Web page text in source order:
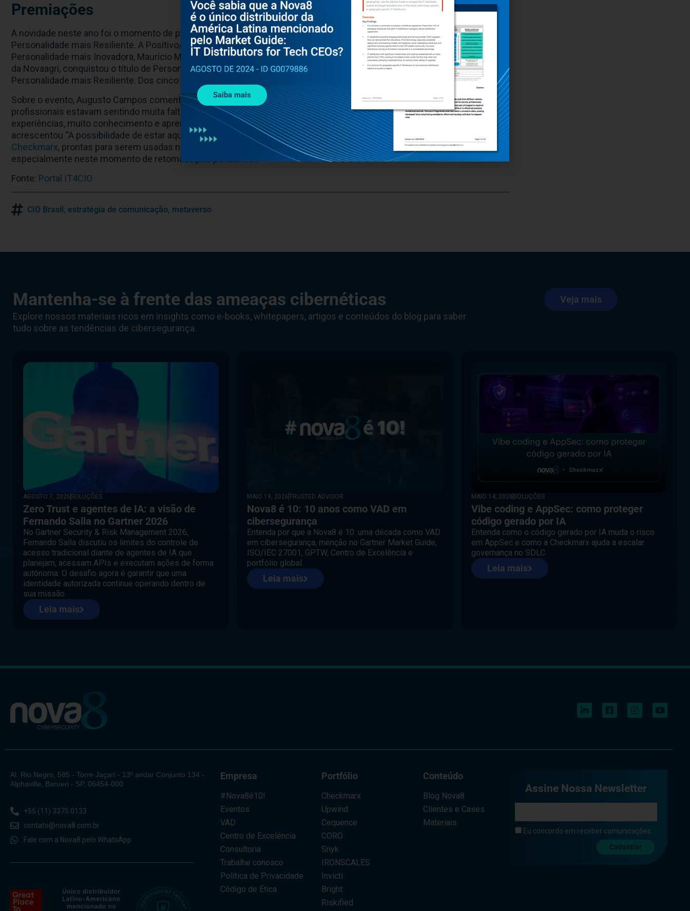
Premiações
A novidade neste ano foi o momento de premiações, que agora conta com uma nova categoria nos Prêmios Notabile: a
Personalidade mais Resiliente. A Positivo/Intel venceu a categoria de Prêmio Notabile Empresa Destaque. Já na categoria
Personalidade mais Inovadora, Maurício Mazza, da Mercedes Benz, levou o maior número de votações. Eduardo Marcelino,
da Novaagri, conquistou o título de Personalidade mais Influente. Joaldo Diniz, do Grupo Ser Educacional, venceu como
Personalidade mais Resiliente. Dos cinco finalistas ao Prêmio Case de Sucesso, o vencedor foi o projeto da Marfrig.
Sobre o evento, Augusto Campos comentou “O evento deste ano foi grandioso e trouxe de volta algo que todos os
profissionais estavam sentindo muita falta, que é a interação que os eventos presenciais proporcionam, com troca de
experiências, muito conhecimento e aprendizado junto a outros profissionais renomados da área”. Além disso
acrescentou “A possibilidade de estar aqui e divulgar soluções de tecnologia inovadora de nível mundial, como a
Checkmarx, prontas para serem usadas no mercado brasileiro com o apoio de nosso time local, nos entusiasma muito,
especialmente neste momento de retomada pós pandemia”.
Fonte: Portal IT4CIO
CIO Brasil, estratégia de comunicação, metaverso
Mantenha-se à frente das ameaças cibernéticas
Explore nossos materiais ricos em insights como e-books, whitepapers, artigos e conteúdos do blog para saber
tudo sobre as tendências de cibersegurança.
Veja mais
AGOSTO 7, 2026 SOLUÇÕES
Zero Trust e agentes de IA: a visão de
Fernando Salla no Gartner 2026
No Gartner Security & Risk Management 2026,
Fernando Salla discutiu os limites do controle de
acesso tradicional diante de agentes de IA que
planejam, acessam APIs e executam ações de forma
autônoma. O desafio agora é garantir que uma
identidade autorizada continue operando dentro de
sua missão.
Leia mais
MAIO 19, 2026TRUSTED ADVISOR
Nova8 é 10: 10 anos como VAD em
cibersegurança
Entenda por que a Nova8 é 10: uma década como VAD
em cibersegurança, menção no Gartner Market Guide,
ISO/IEC 27001, GPTW, Centro de Excelência e
portfólio global.
Leia mais
MAIO 14, 2026 SOLUÇÕES
Vibe coding e AppSec: como proteger
código gerado por IA
Entenda como o código gerado por IA muda o risco
em AppSec e como a Checkmarx ajuda a escalar
governança no SDLC.
Leia mais
Al. Rio Negro, 585 - Torre Jaçarí - 13º andar Conjunto 134 -
Alphaville, Barueri - SP, 06454-000
+55 (11) 3375 0133
contato@nova8.com.br
Fale com a Nova8 pelo WhatsApp
Empresa
#Nova8é10!
Eventos
VAD
Centro de Excelência
Consultoria
Trabalhe conosco
Política de Privacidade
Código de Ética
Portfólio
Checkmarx
Upwind
Cequence
CORO
Snyk
IRONSCALES
Invicti
Bright
Riskified
Conteúdo
Blog Nova8
Clientes e Cases
Materiais
Assine Nossa Newsletter
Eu concordo em receber comunicações.
Cadastrar
Saiba mais